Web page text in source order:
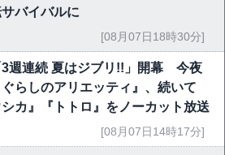
バイバルに
[08月07日18時30分]
3週連続 夏はジブリ!!」開幕 今夜
ぐらしのアリエッティ』、続いて
シカ』『トトロ』をノーカット放送
[08月07日14時17分]